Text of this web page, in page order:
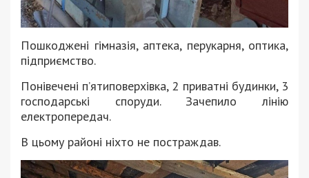
Пошкоджені гімназія, аптека, перукарня, оптика,
підприємство.
Понівечені п’ятиповерхівка, 2 приватні будинки, 3
господарські споруди. Зачепило лінію
електропередач.
В цьому районі ніхто не постраждав.